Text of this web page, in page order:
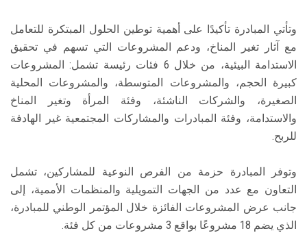
وتأتي المبادرة تأكيدًا على أهمية توطين الحلول المبتكرة للتعامل
مع آثار تغير المناخ، ودعم المشروعات التي تسهم في تحقيق
الاستدامة البيئية، من خلال 6 فئات رئيسة تشمل: المشروعات
كبيرة الحجم، والمشروعات المتوسطة، والمشروعات المحلية
الصغيرة، والشركات الناشئة، وفئة المرأة وتغير المناخ
والاستدامة، وفئة المبادرات والمشاركات المجتمعية غير الهادفة
للربح.
وتوفر المبادرة حزمة من الفرص النوعية للمشاركين، تشمل
التعاون مع عدد من الجهات التمويلية والمنظمات الأممية، إلى
جانب عرض المشروعات الفائزة خلال المؤتمر الوطني للمبادرة،
الذي يضم 18 مشروعًا بواقع 3 مشروعات من كل فئة.